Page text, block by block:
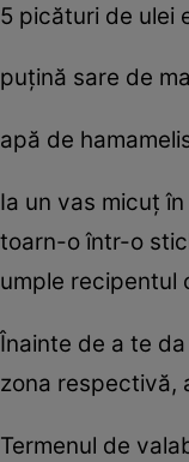
5 picături de ulei
puţină sare de
apă de
Ia un vas micuţ
toarn-o într-o
umple recipentul
Înainte de a te
zona respectivă,
Termenul de